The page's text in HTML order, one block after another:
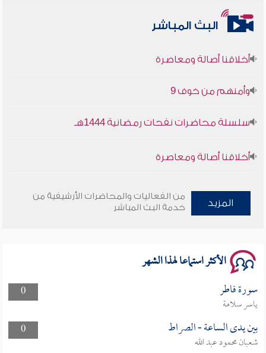
البث المباشر
سلسلة محاضرات نفحات رمضانية 1444هـ
المزيد
من الفعاليات والمحاضرات الأرشيفية من
خدمة البث المباشر
الأكثر استماعا لهذا الشهر
0 سورة فاطر
ياسر سلامة
0
بين يدى الساعة - الصراط
شعبان محمود عبد الله